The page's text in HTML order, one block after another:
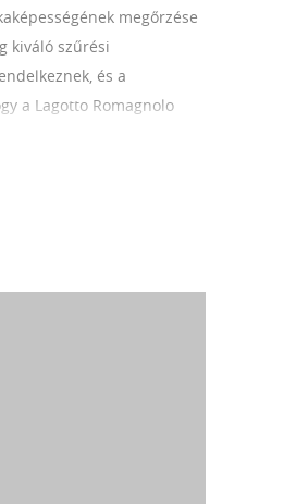
megőrzése
kiváló szűrési
és a
a Lagotto Romagnolo
magabiztos és